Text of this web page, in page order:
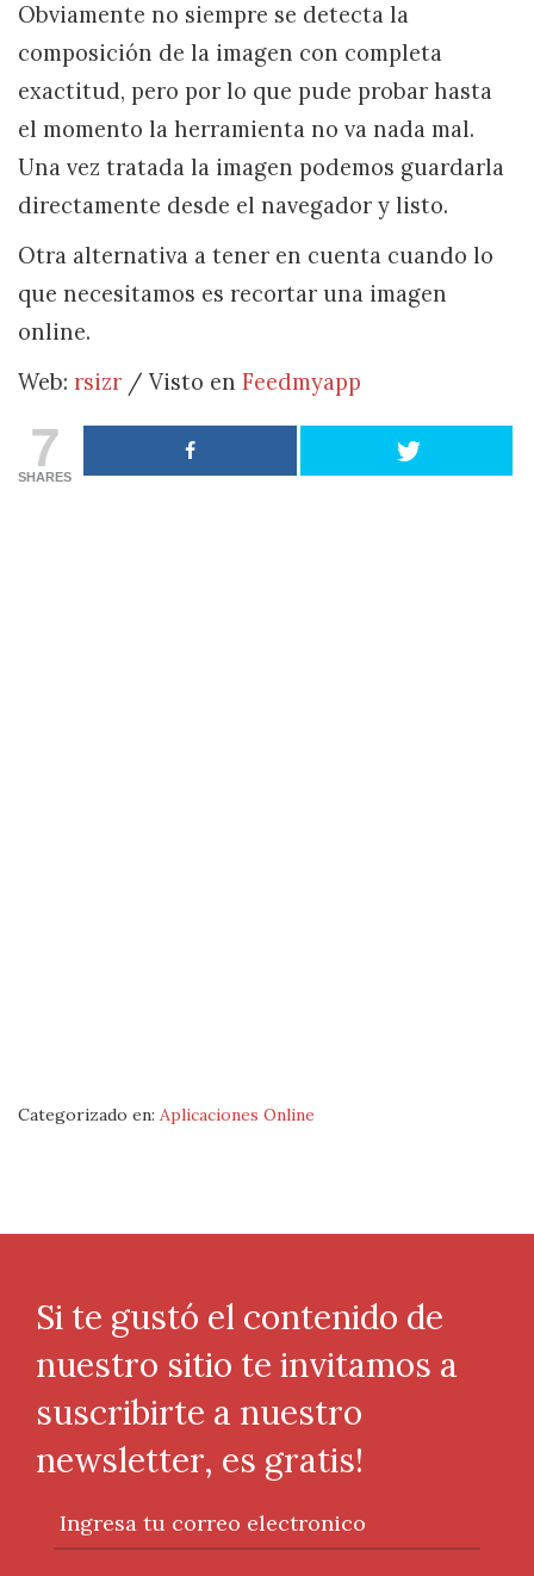
Obviamente no siempre se detecta la
composición de la imagen con completa
exactitud, pero por lo que pude probar hasta
el momento la herramienta no va nada mal.
Una vez tratada la imagen podemos guardarla
directamente desde el navegador y listo.
Otra alternativa a tener en cuenta cuando lo
que necesitamos es recortar una imagen
online.
Web: rsizr / Visto en Feedmyapp
7
SHARES
Categorizado en: Aplicaciones Online
Si te gustó el contenido de
nuestro sitio te invitamos a
suscribirte a nuestro
newsletter, es gratis!
Ingresa tu correo electronico